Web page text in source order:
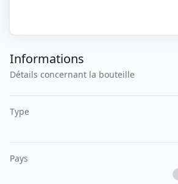
Informations
Détails concernant la bouteille
Type
Pays